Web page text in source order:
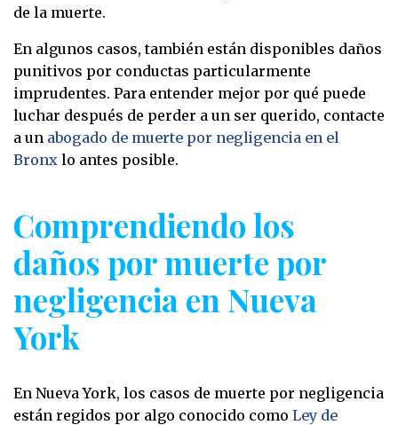
de la muerte.
En algunos casos, también están disponibles daños
punitivos por conductas particularmente
imprudentes. Para entender mejor por qué puede
luchar después de perder a un ser querido, contacte
a un abogado de muerte por negligencia en el
Bronx lo antes posible.
Comprendiendo los
daños por muerte por
negligencia en Nueva
York
En Nueva York, los casos de muerte por negligencia
están regidos por algo conocido como Ley de